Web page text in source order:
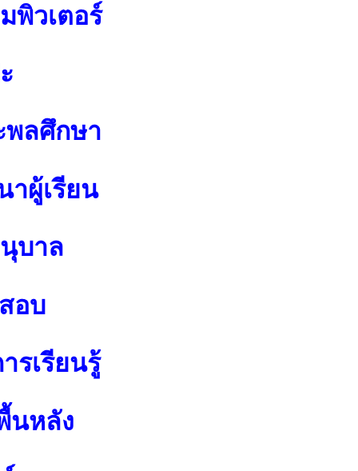
พิวเตอร์
ลศึกษา
ผู้เรียน
บาล
อบ
รเรียนรู้
นหลัง